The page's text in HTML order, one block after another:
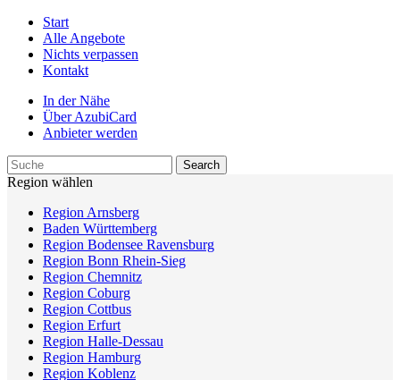
Start
Alle Angebote
Nichts verpassen
Kontakt
In der Nähe
Über AzubiCard
Anbieter werden
Region wählen
Region Arnsberg
Baden Württemberg
Region Bodensee Ravensburg
Region Bonn Rhein-Sieg
Region Chemnitz
Region Coburg
Region Cottbus
Region Erfurt
Region Halle-Dessau
Region Hamburg
Region Koblenz